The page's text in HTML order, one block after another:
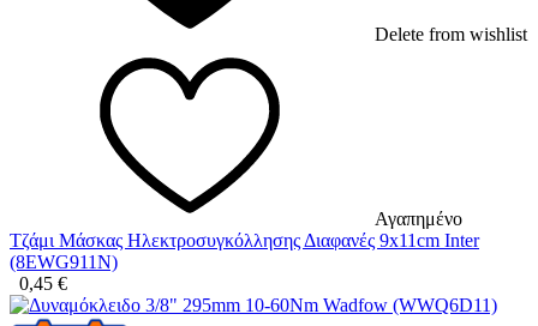
Delete from wishlist
Αγαπημένο
Τζάμι Μάσκας Ηλεκτροσυγκόλλησης Διαφανές 9x11cm Inter
(8EWG911N)
0,45 €